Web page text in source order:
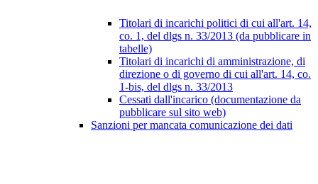
Titolari di incarichi politici di cui all'art. 14,
co. 1, del dlgs n. 33/2013 (da pubblicare in
tabelle)
Titolari di incarichi di amministrazione, di
direzione o di governo di cui all'art. 14, co.
1-bis, del dlgs n. 33/2013
Cessati dall'incarico (documentazione da
pubblicare sul sito web)
Sanzioni per mancata comunicazione dei dati